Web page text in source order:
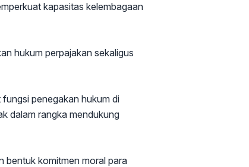
kapasitas kelembagaan
hukum perpajakan sekaligus
penegakan hukum di
dalam rangka mendukung
bentuk komitmen moral para